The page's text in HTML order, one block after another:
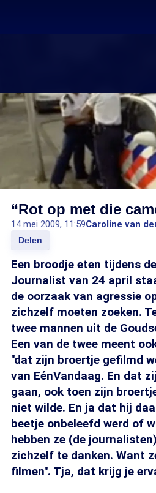
“Rot op met die
14 mei 2009, 11:59Caroline van
Delen
Een broodje eten tijdens
Journalist van 24 april
de oorzaak van agressie
zichzelf moeten zoeken.
twee mannen uit de
Een van de twee meent
"dat zijn broertje gefilmd
van EénVandaag. En dat
gaan, ook toen zijn
niet wilde. En ja dat hij
beetje onbeleefd werd of
hebben ze (de
zichzelf te danken. Want
filmen". Tja, dat krijg je